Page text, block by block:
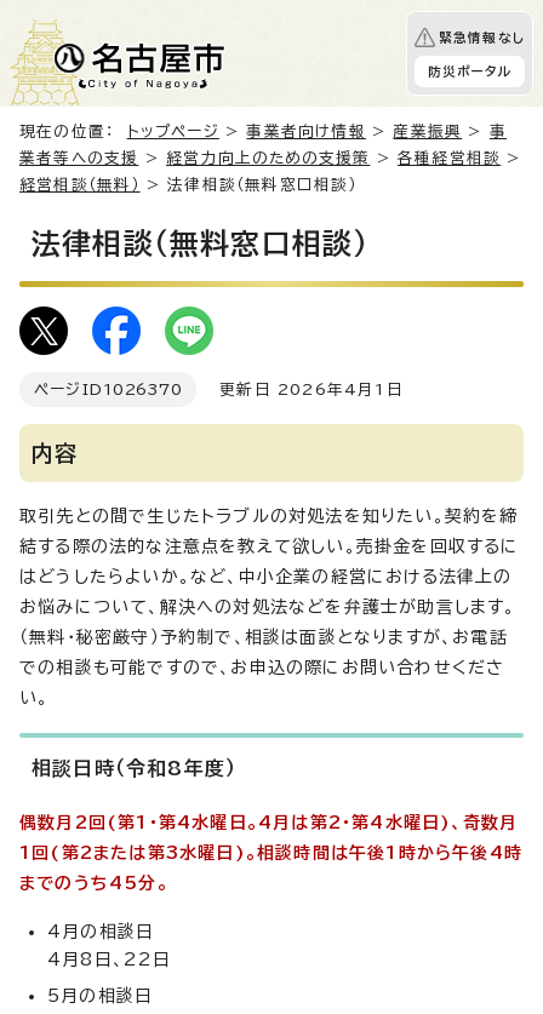
緊急情報なし
防災ポータル
現在の位置： トップページ >事業者向け情報 > 産業振興 > 事
業者等への支援
>経営力向上のための支援策 >各種経営相談
>
経営相談（無料）
> 法律相談（無料窓口相談）
法律相談（無料窓口相談）
ページID 1026370 更新日 2026年4月1日
内容
取引先との間で生じたトラブルの対処法を知りたい。契約を締
結する際の法的な注意点を教えて欲しい。売掛金を回収するに
はどうしたらよいか。など、中小企業の経営における法律上の
お悩みについて、解決への対処法などを弁護士が助言します。
（無料・秘密厳守）予約制で、相談は面談となりますが、お電話
での相談も可能ですので、お申込の際にお問い合わせくださ
い。
相談日時（令和8年度）
偶数月2回(第1・第4水曜日。4月は第2・第4水曜日) 、奇数月
1回(第2または第3水曜日)。相談時間は午後1時から午後4時
までのうち45分。
4月の相談日
4月8日、22日
5月の相談日